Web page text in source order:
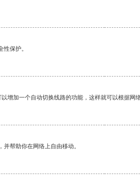
保护。
增加一个自动切换线路的功能，这样就可以根据网
帮助你在网络上自由移动。